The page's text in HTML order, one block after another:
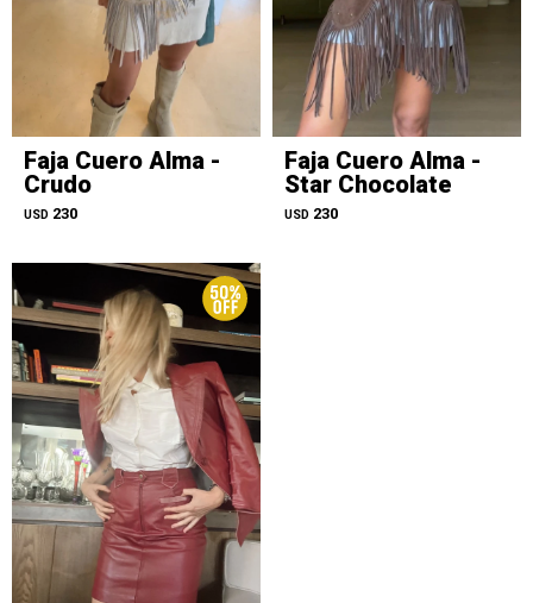
Faja Cuero Alma -
Crudo
USD 230
Faja Cuero Alma -
Star Chocolate
USD 230